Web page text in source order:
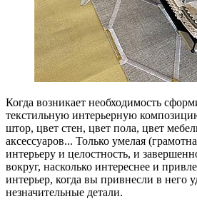
Когда возникает необходимость
текстильную интерьерную
штор, цвет стен, цвет пола, цвет
аксессуаров... Только умелая
интерьеру и целостность, и
вокруг, насколько интереснее и
интерьер, когда вы привнесли в него
незначительные детали.